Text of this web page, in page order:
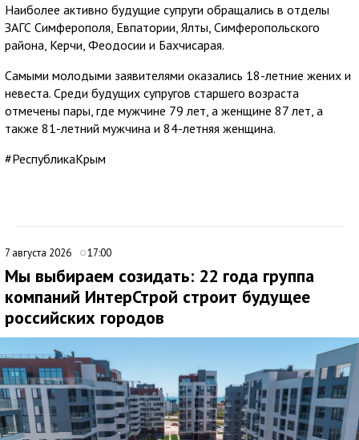
Наиболее активно будущие супруги обращались в отделы
ЗАГС Симферополя, Евпатории, Ялты, Симферопольского
района, Керчи, Феодосии и Бахчисарая.
Самыми молодыми заявителями оказались 18-летние жених и
невеста. Среди будущих супругов старшего возраста
отмечены пары, где мужчине 79 лет, а женщине 87 лет, а
также 81-летний мужчина и 84-летняя женщина.
#РеспубликаКрым
7 августа 2026 17:00
Мы выбираем созидать: 22 года группа
компаний ИнтерСтрой строит будущее
российских городов